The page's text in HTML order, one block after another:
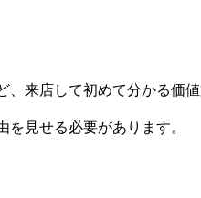
、来店して初めて分かる価
見せる必要があります。